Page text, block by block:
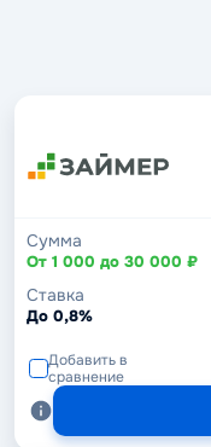
Сумма
От 1 000 до 30 000 ₽
Ставка
До 0,8%
Добавить в
сравнение